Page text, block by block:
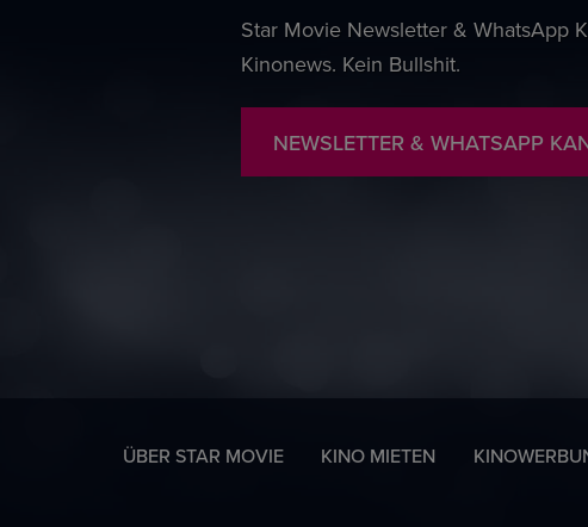
Star Movie Newsletter & WhatsApp
Kinonews. Kein Bullshit.
NEWSLETTER & WHATSAPP
ÜBER STAR MOVIE KINO MIETEN